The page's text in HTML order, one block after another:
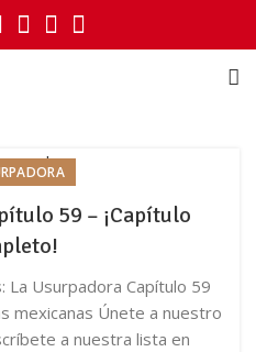
59 – ¡Capítulo
Usurpadora Capítulo 59
mexicanas Únete a nuestro
a nuestra lista en